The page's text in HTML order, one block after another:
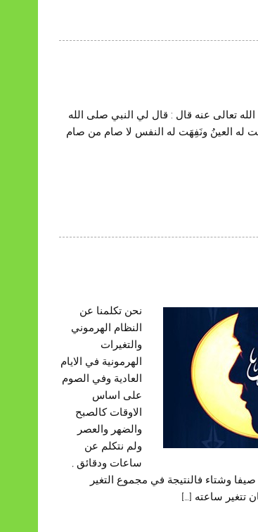
تعالى عنه قال : قال لي النبي صلى الله
له العينُ ونَفِهَت له النفس لا صام من صام
نحن تكلمنا عن
النظام الهرموني
والتغيرات
الهرمونية في الايام
العادية وفي الصوم
على اساس
الاوقات كالصبح
والضهر والعصر
ولم نتكلم عن
ساعات ودقائق ,
وشتاء فالنتيجة في مجموع التغير
تتغير ساعته […]